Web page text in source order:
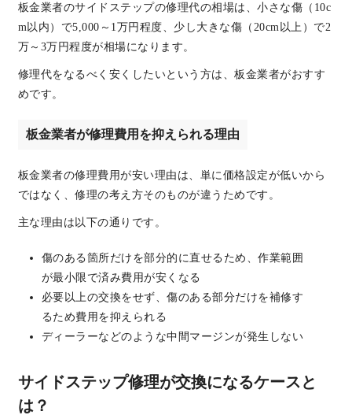
板金業者のサイドステップの修理代の相場は、小さな傷（10c
m以内）で5,000～1万円程度、少し大きな傷（20cm以上）で2
万～3万円程度が相場になります。
修理代をなるべく安くしたいという方は、板金業者がおすす
めです。
板金業者が修理費用を抑えられる理由
板金業者の修理費用が安い理由は、単に価格設定が低いから
ではなく、修理の考え方そのものが違うためです。
主な理由は以下の通りです。
傷のある箇所だけを部分的に直せるため、作業範囲
が最小限で済み費用が安くなる
必要以上の交換をせず、傷のある部分だけを補修す
るため費用を抑えられる
ディーラーなどのような中間マージンが発生しない
サイドステップ修理が交換になるケースと
は？